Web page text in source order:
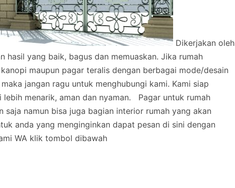
Dikerjakan oleh
hasil yang baik, bagus dan memuaskan. Jika rumah
maupun pagar teralis dengan berbagai mode/desain
jangan ragu untuk menghubungi kami. Kami siap
menarik, aman dan nyaman.
Pagar untuk rumah
saja namun bisa juga bagian interior rumah yang akan
anda yang menginginkan dapat pesan di sini dengan
WA klik tombol dibawah